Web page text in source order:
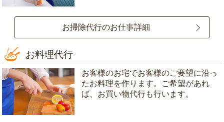
お掃除代行のお仕事詳細
お料理代行
お客様のお宅でお客様のご要望に沿っ
たお料理を作ります。ご希望があれ
ば、お買い物代行も行います。